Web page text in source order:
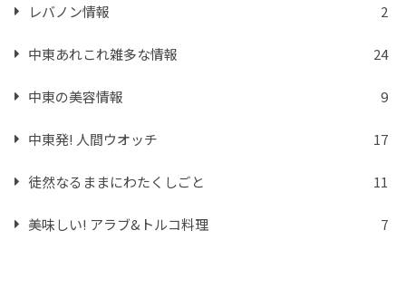
レバノン情報 2
中東あれこれ雑多な情報 24
中東の美容情報 9
中東発! 人間ウオッチ 17
徒然なるままにわたくしごと 11
美味しい! アラブ&トルコ料理 7